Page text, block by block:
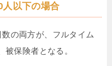
人以下の場合
の両方が、フルタイム
保険者となる。